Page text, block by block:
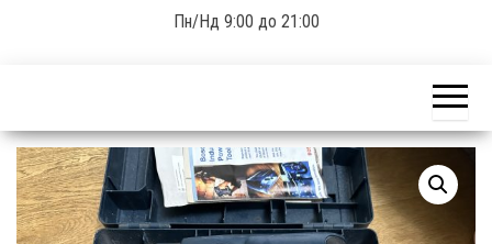
Пн/Нд 9:00 до 21:00